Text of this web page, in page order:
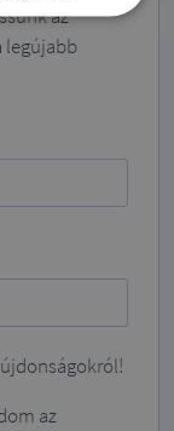
az
legújabb
az